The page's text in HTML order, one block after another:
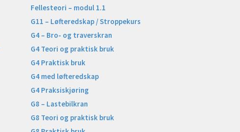
Fellesteori – modul 1.1
G11 – Løfteredskap / Stroppekurs
G4 – Bro- og traverskran
G4 Teori og praktisk bruk
G4 Praktisk bruk
G4 med løfteredskap
G4 Praksiskjøring
G8 – Lastebilkran
G8 Teori og praktisk bruk